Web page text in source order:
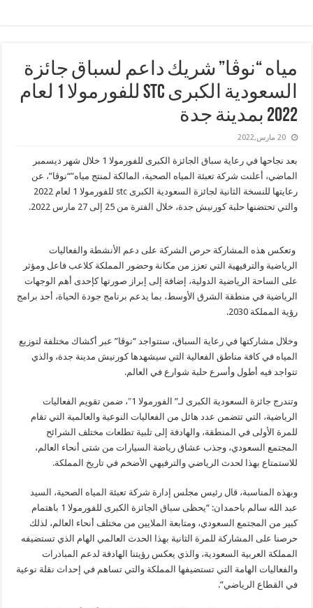
مياه “نوڤا” شريك داعم لسباق جائزة
السعودية الكبرى stc للفورمولا 1 لعام
2022 بمدينة جدة
20 مارس,2022
بعد نجاحها في رعاية سباق الجائزة الكبرى للفورمولا 1 خلال شهر ديسمبر
الماضي، أعلنت شركة تعبئة المياه الصحية، المالكة لمنتج مياه”“نوڤا”، عن
رعايتها للنسخة الثانية لجائزة السعودية الكبرى stc للفورمولا 1 لعام 2022
والتي تحتضنها حلبة كورنيش جدة، خلال الفترة من 25 إلى 27 مارس 2022.
وتعكس هذه المشاركة حرص الشركة على دعم الأنشطة والفعاليات
الرياضية والترفيهية التي تعزز من مكانة وحضور المملكة كلاعب فاعل ومؤثر
على الساحة الرياضية الدولية، إضافة إلى إبراز صورتها كإحدى أهم الوجهات
الرياضية في منطقة الشرق الأوسط، بما يدعم برنامج جودة الحياة، أحد برامج
رؤية المملكة 2030.
وخلال مشاركتها في رعاية السباق، ستتواجد “نوڤا” عبر أكشاك مختلفة لتوزيع
المياه في كافة مناطق الفعالية التي سيشهدها كورنيش مدينة جدة، والذي
تتواجد فيه أطول وأسرع حلبة شوارع في العالم.
وتندرج جائزة السعودية الكبرى لـ” الفورمولا 1″، ضمن تقويم الفعاليات
الرياضية، التي تتضمن عدد هائل من الفعاليات النوعية والعالمية التي تقام
للمرة الأولى في المنطقة، والهادفة إلى تلبية تطلعات مختلف الشرائح
المجتمع السعودي، وجذب عشاق رياضة السيارات من شتى أنحاء العالم،
للاستمتاع بهذا لحدث الرياضي والترفيهي الأضخم في تاريخ المملكة.
وبهذه المناسبة، قال رئيس مجلس إدارة شركة تعبئة المياه الصحية، السيد
عبد الله سالم باحمدان: “يحظى سباق الجائزة الكبرى للفورمولا 1 باهتمام
كبير من المجتمع السعودي، ومتابعة الملايين من مختلف أنحاء العالم، لذلك
حرصنا على المشاركة للمرة الثانية بهذا الحدث العالمي الهام الذي تستضيفه
المملكة العربية السعودية، والذي يعكس رؤيتنا الهادفة لدعم المبادرات
والفعاليات الهامة التي تستضيفها المملكة والتي تساهم في إحداث نقلة نوعية
في القطاع الرياضي”.